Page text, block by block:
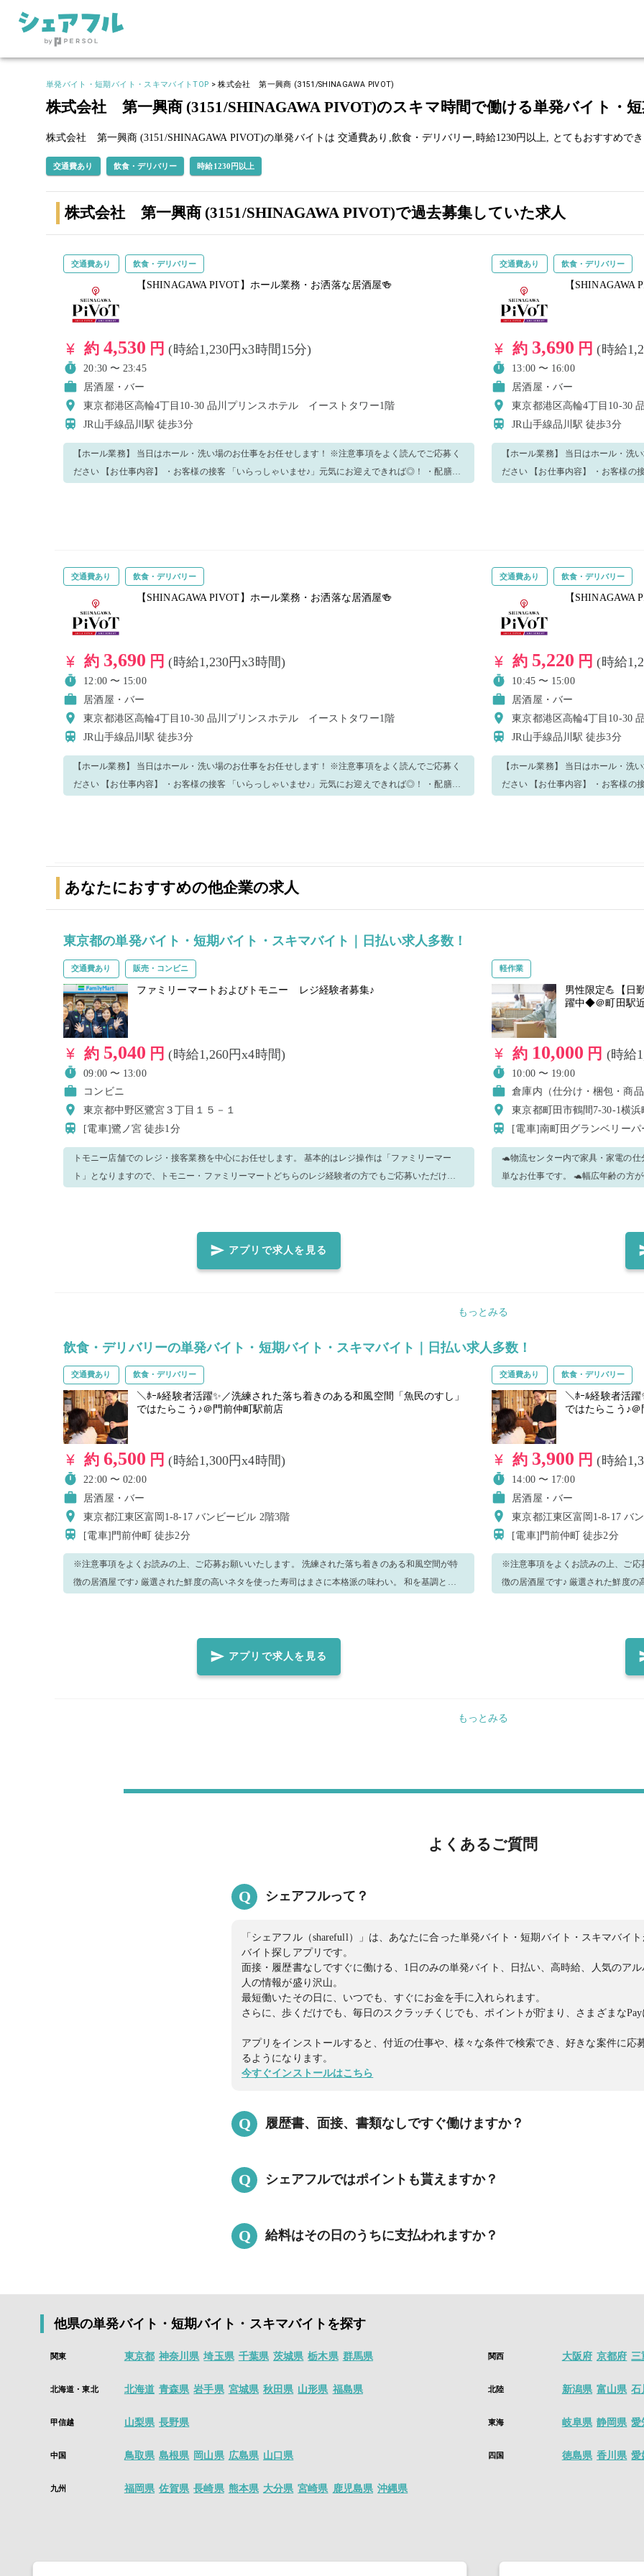
単発バイト・短期バイト・スキマバイトTOP >株式会社 第一興商 (3151/SHINAGAWA PIVOT)
株式会社 第一興商 (3151/SHINAGAWA PIVOT)のスキマ時間で働ける単発バイト・
株式会社 第一興商 (3151/SHINAGAWA PIVOT)の単発バイトは 交通費あり,飲食・デリバリー, 時給1230円以上, とてもおすすめでき
交通費あり 飲食・デリバリー 時給1230円以上
株式会社 第一興商 (3151/SHINAGAWA PIVOT)で過去募集していた求人
交通費あり 飲食・デリバリー
【SHINAGAWA PIVOT】ホール業務・お洒落な居酒屋🍻
約 4,530 円(時給1,230円x3時間15分)
20:30 〜 23:45
居酒屋・バー
東京都港区高輪4丁目10-30 品川プリンスホテル イーストタワー1階
JR山手線品川駅徒歩3分
【ホール業務】 当日はホール・洗い場のお仕事をお任せします！ ※注意事項をよく読んでご応募く
ださい 【お仕事内容】 ・お客様の接客 「いらっしゃいませ♪」元気にお迎えできれば◎！ ・配膳～
交通費あり 飲食・デリバリー
【SHINAGAWA
約 3,690 円(時給
13:00 〜 16:00
居酒屋・バー
東京都港区高輪4丁目10-30
JR山手線品川駅徒歩3分
【ホール業務】 当日はホール・洗
ださい 【お仕事内容】 ・お客様の接客 「いらっしゃいませ♪」元気にお迎えできれば◎！ ・配膳～
交通費あり 飲食・デリバリー
【SHINAGAWA PIVOT】ホール業務・お洒落な居酒屋🍻
約 3,690 円(時給1,230円x3時間)
12:00 〜 15:00
居酒屋・バー
東京都港区高輪4丁目10-30 品川プリンスホテル イーストタワー1階
JR山手線品川駅徒歩3分
【ホール業務】 当日はホール・洗い場のお仕事をお任せします！ ※注意事項をよく読んでご応募く
ださい 【お仕事内容】 ・お客様の接客 「いらっしゃいませ♪」元気にお迎えできれば◎！ ・配膳～
交通費あり 飲食・デリバリー
【SHINAGAWA
約 5,220 円(時給
10:45 〜 15:00
居酒屋・バー
東京都港区高輪4丁目10-30
JR山手線品川駅徒歩3分
【ホール業務】 当日はホール・洗
ださい 【お仕事内容】 ・お客様の接客 「いらっしゃいませ♪」元気にお迎えできれば◎！ ・配膳～
あなたにおすすめの他企業の求人
東京都の単発バイト・短期バイト・スキマバイト｜日払い求人多数！
交通費あり 販売・コンビニ
ファミリーマートおよびトモニー レジ経験者募集♪
約 5,040 円(時給1,260円x4時間)
09:00 〜 13:00
コンビニ
東京都中野区鷺宮３丁目１５－１
[電車]鷺ノ宮徒歩1分
トモニー店舗での レジ・接客業務を中心にお任せします。 基本的はレジ操作は「ファミリーマー
ト」となりますので、トモニー・ファミリーマートどちらのレジ経験者の方でもご応募いただけま
に覆うようにマスクを装着してください。
アプリで求人を見る
軽作業
男性限定💪【日
躍中◆＠町田駅
約 10,000 円 (時給
10:00 〜 19:00
倉庫内（仕分け・梱包・商品
東京都町田市鶴間7-30-1横
[電車]南町田グランベリー
🐢物流センター内で家具・家電の
単なお仕事です。 🐢幅広年齢の方
いただいたら最終確定と致します
いた際に当日の詳細をお伝えします。 ーーーーーーー【確認事項】ーーーーーーー ・※安
料レンタル可能 ・メールでのご連
時間】9:00～21:00（日曜日は電話
及び厚生労働省告示に基づき、男
*―*―*―*―*―*―*―*―*―*―*―*―*
ただける方大歓迎♪ 是非他の
もっとみる
飲食・デリバリーの単発バイト・短期バイト・スキマバイト｜日払い求人多数！
交通費あり 飲食・デリバリー
＼ﾎｰﾙ経験者活躍✨／洗練された落ち着きのある和風空間「魚民のすし」
ではたらこう♪＠門前仲町駅前店
約 6,500 円(時給1,300円x4時間)
22:00 〜 02:00
居酒屋・バー
東京都江東区富岡1-8-17 バンビービル 2階3階
[電車]門前仲町徒歩2分
※注意事項をよくお読みの上、ご応募お願いいたします。 洗練された落ち着きのある和風空間が特
徴の居酒屋です♪ 厳選された鮮度の高いネタを使った寿司はまさに本格派の味わい。 和を基調とし
や困ったことがあったら、気軽に質問してくださいね♪ -----------------------------------------------------------
---- ＼簡単約1分！全国のコンビニ等で取得が可能／ ?本籍地記載の住民票のアップロードが必要で
アプリで求人を見る
交通費あり 飲食・デリバリー
＼ﾎｰﾙ経験者活
ではたらこう♪
約 3,900 円(時給
14:00 〜 17:00
居酒屋・バー
東京都江東区富岡1-8-17 バ
[電車]門前仲町徒歩2分
※注意事項をよくお読みの上、ご応募お願いいたします。 洗
徴の居酒屋です♪ 厳選された鮮度の
や困ったことがあったら、気軽に質問してくださいね♪
---- ＼簡単約1分！全国のコンビニ
もっとみる
よくあるご質問
Q シェアフルって？
「シェアフル（sharefull）」は、あなたに合った単発バイト・短期バイト・スキマバイ
バイト探しアプリです。
面接・履歴書なしですぐに働ける、1日のみの単発バイト、日払い、高時給、人気のア
人の情報が盛り沢山。
最短働いたその日に、いつでも、すぐにお金を手に入れられます。
さらに、歩くだけでも、毎日のスクラッチくじでも、ポイントが貯まり、さまざまなPay
アプリをインストールすると、付近の仕事や、様々な条件で検索でき、好きな案件に応
るようになります。
今すぐインストールはこちら
Q 履歴書、面接、書類なしですぐ働けますか？
※就業決定後、企業担当者より提出を求められる場合は提出をお願いいたします。
山！
アプリをインストールすると、付近の仕事や、様々な条件で検索でき、好きな案件に応
Q シェアフルではポイントも貰えますか？
ントを獲得できます。
貯まったポイントはさまざまなPayに交換できます。
Q 給料はその日のうちに支払われますか？
山！
今すぐインストールはこちら
他県の単発バイト・短期バイト・スキマバイトを探す
関東 東京都 神奈川県 埼玉県 千葉県 茨城県 栃木県 群馬県 関西 大阪府 京都府 三
北海道・東北 北海道 青森県 岩手県 宮城県 秋田県 山形県 福島県 北陸 新潟県 富山県 石
甲信越 山梨県 長野県 東海 岐阜県 静岡県 愛
中国 鳥取県 島根県 岡山県 広島県 山口県 四国 徳島県 香川県 愛
九州 福岡県 佐賀県 長崎県 熊本県 大分県 宮崎県 鹿児島県 沖縄県